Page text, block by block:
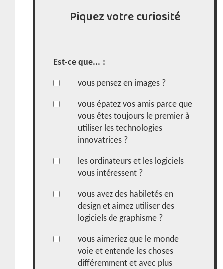
Piquez votre curiosité
Est-ce que... :
vous pensez en images ?
vous épatez vos amis parce que
vous êtes toujours le premier à
utiliser les technologies
innovatrices ?
les ordinateurs et les logiciels
vous intéressent ?
vous avez des habiletés en
design et aimez utiliser des
logiciels de graphisme ?
vous aimeriez que le monde
voie et entende les choses
différemment et avec plus